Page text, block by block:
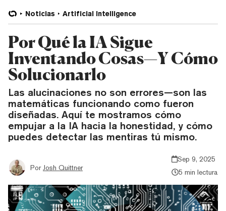
Noticias Artificial Intelligence
Por Qué la IA Sigue
Inventando Cosas—Y Cómo
Solucionarlo
Las alucinaciones no son errores—son las
matemáticas funcionando como fueron
diseñadas. Aquí te mostramos cómo
empujar a la IA hacia la honestidad, y cómo
puedes detectar las mentiras tú mismo.
Por Josh Quittner
Sep 9, 2025
5 min lectura